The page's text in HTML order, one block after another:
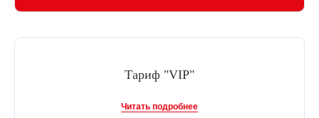
Тариф "VIP"
Читать подробнее